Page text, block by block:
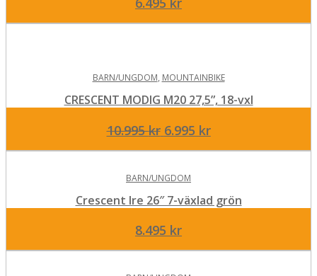
BARN/UNGDOM, MOUNTAINBIKE
CRESCENT MODIG M20 27,5”, 18-vxl
10.995kr Det
ursprungliga
var:
10.995 kr.
6.995 krDet
nuvarande
6.995 kr.
BARN/UNGDOM
Crescent Ire 26″ 7-växlad grön
8.495 kr